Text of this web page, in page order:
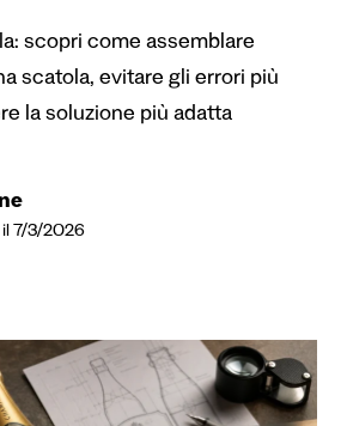
scopri come assemblare
scatola, evitare gli errori più
la soluzione più adatta
il 7/3/2026